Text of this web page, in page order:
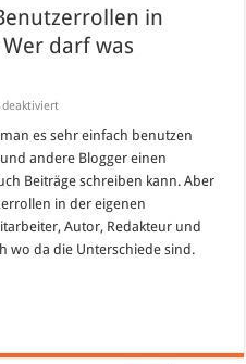
in
darf was
deaktiviertfür
Benutzerrollen
WordPress
erstellen
–
Wer
darf
was
machen?
es sehr einfach benutzen
andere Blogger einen
Beiträge schreiben kann. Aber
in der eigenen
Autor, Redakteur und
wo da die Unterschiede sind.